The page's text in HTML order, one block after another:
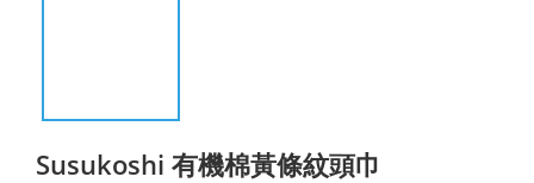
Susukoshi 有機棉黃條紋頭巾